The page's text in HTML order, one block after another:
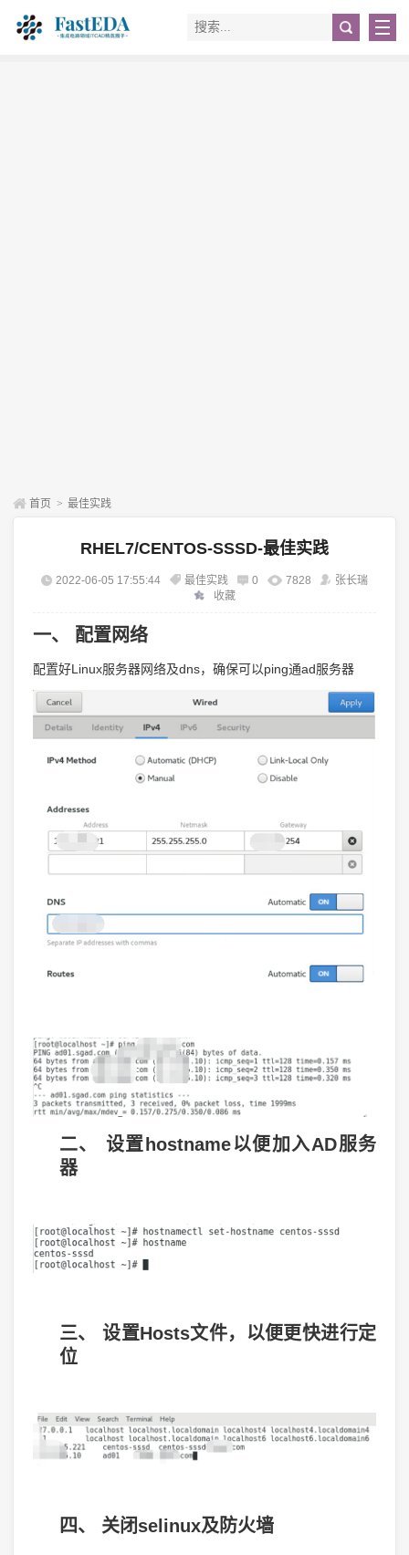
首页 > 最佳实践
RHEL7/CENTOS-SSSD-最佳实践
2022-06-05 17:55:44 最佳实践 0 7828
张长瑞
收藏
一、 配置网络
配置好Linux服务器网络及dns，确保可以ping通ad服务器
二、 设置hostname以便加入AD服务
器
三、 设置Hosts文件，以便更快进行定
位
四、 关闭selinux及防火墙